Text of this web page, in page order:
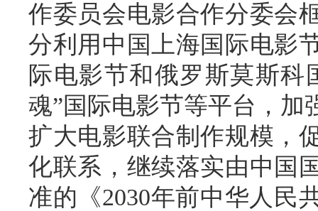
作委员会电影合作分委会
分利用中国上海国际电影
际电影节和俄罗斯莫斯科
魂”国际电影节等平台，加
扩大电影联合制作规模，
化联系，继续落实由中国
准的《2030年前中华人民